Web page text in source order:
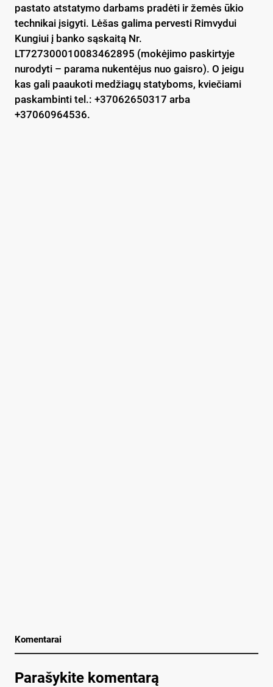
pastato atstatymo darbams pradėti ir žemės ūkio
technikai įsigyti. Lėšas galima pervesti Rimvydui
Kungiui į banko sąskaitą Nr.
LT727300010083462895 (mokėjimo paskirtyje
nurodyti – parama nukentėjus nuo gaisro). O jeigu
kas gali paaukoti medžiagų statyboms, kviečiami
paskambinti tel.: +37062650317 arba
+37060964536.
Komentarai
Parašykite komentarą